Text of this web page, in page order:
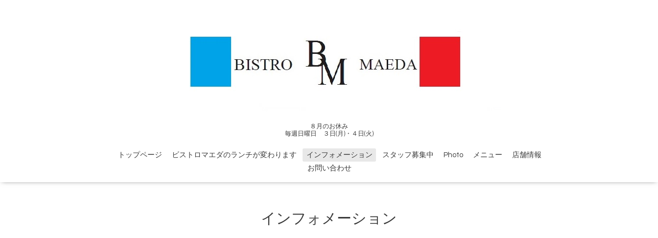
８月のお休み
毎週日曜日 ３日(月)・４日(火)
トップページ ビストロマエダのランチが変わります インフォメーション スタッフ募集中 Photo メニュー
店舗情報
お問い合わせ
インフォメーション